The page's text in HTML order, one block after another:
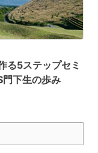
る5ステップセミ
下生の歩み